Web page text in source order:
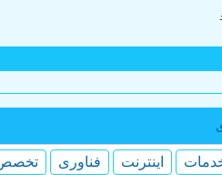
اینترنت فناوری